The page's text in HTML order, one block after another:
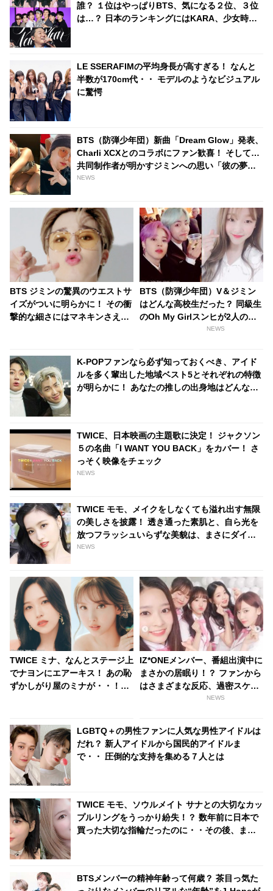
誰？ １位はやっぱりBTS、気になる２位、３位
は…？ 日本のランキングにはKARA、少女時代
LE SSERAFIMの平均身長が高すぎる！ なんと
半数が170cm代・・ モデルのようなビジュアル
に驚愕
BTS（防弾少年団）新曲「Dream Glow」発表、
Charli XCXとのコラボにファン歓喜！ そして…
共同制作者が明かすジミンへの思い「彼の夢、
そして彼の絶望から生まれた歌」
NEWS
BTS ジミンの驚異のウエストサ
イズがついに明らかに！ その衝
撃的な細さにはマネキンさえも
装に隠されたまさかの事実にフ
ァンは「信じられない…」と騒
然
BTS（防弾少年団）V＆ジミン
はどんな高校生だった？ 同級生
のOh My Girlスンヒが2人の過
NEWS
K-POPファンなら必ず知っておくべき、アイド
ルを多く輩出した地域ベスト5とそれぞれの特徴
が明らかに！ あなたの推しの出身地はどんなと
TWICE、日本映画の主題歌に決定！ ジャクソン
５の名曲「I WANT YOU BACK」をカバー！ さ
っそく映像をチェック
NEWS
TWICE モモ、メイクをしなくても溢れ出す無限
の美しさを披露！ 透き通った素肌と、自ら光を
放つフラッシュいらずな美貌は、まさにダイア
モンド
NEWS
TWICE ミナ、なんとステージ上
でナヨンにエアーキス！ あの恥
ずかしがり屋のミナが・・！？
IZ*ONEメンバー、番組出演中に
まさかの居眠り！？ ファンから
はさまざまな反応、過密スケジ
ュールを心配する声も
NEWS
LGBTQ＋の男性ファンに人気な男性アイドルは
だれ？ 新人アイドルから国民的アイドルま
で・・ 圧倒的な支持を集める７人とは
TWICE モモ、ソウルメイト サナとの大切なカッ
プルリングをうっかり紛失！？ 数年前に日本で
買った大切な指輪だったのに・・その後、まさ
BTSメンバーの精神年齢って何歳？ 茶目っ気た